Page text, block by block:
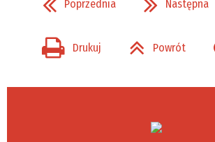
Poprzednia Następna
Drukuj Powrót